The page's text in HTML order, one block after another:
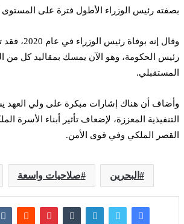
بصفته رئيس الوزراء الأطول فترة على المستوى
وقال إنه بوفاة
رئيس الحكومة، وهو الآن يمسك بمقاليد كل من
المستقبلي.
وأضاف أن هناك إشارات مبكرة على ولي العهد
التنفيذية المعززة، لإضعاف تأثير أبناء الأسرة
القصر الملكي وفي قوى الأمن.
البحرين صلاحيات واسعة